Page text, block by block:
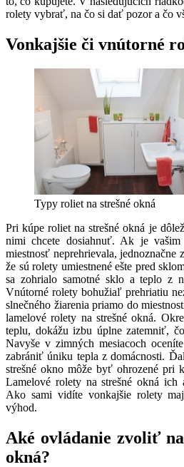
rolety vybrať, na čo si dať pozor a čo
Vonkajšie či vnútorné
Typy roliet na strešné okná
Pri kúpe roliet na strešné okná je
nimi chcete dosiahnuť. Ak je
miestnosť neprehrievala,
že sú rolety umiestnené ešte pred
sa zohrialo samotné sklo a teplo z
Vnútorné rolety bohužiaľ prehriatiu
slnečného žiarenia priamo do
lamelové rolety na strešné okná.
teplu, dokážu izbu úplne zatemniť,
Navyše v zimných mesiacoch
zabrániť úniku tepla z domácnosti.
strešné okno môže byť ohrozené pri
Lamelové rolety na strešné okná ich
Ako sami vidíte vonkajšie rolety
výhod.
Aké ovládanie zvoliť
okná?